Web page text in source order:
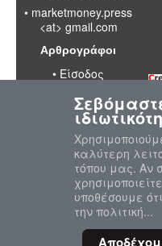
• marketmoney.press
<at> gmail.com
Αρθρογράφοι
• Είσοδος
καλύτερη
τόπου μας. Αν
υποθέσουμε
την πολιτική...